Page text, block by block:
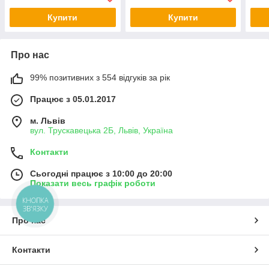
Купити Купити
Про нас
99% позитивних з 554 відгуків за рік
Працює з 05.01.2017
м. Львів
вул. Трускавецька 2Б, Львів, Україна
Контакти
Сьогодні працює з 10:00 до 20:00
Показати весь графік роботи
Про нас
Контакти
КНОПКА
ЗВ'ЯЗКУ